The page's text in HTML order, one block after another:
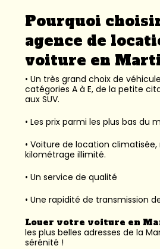
Pourquoi
agence de
voiture en
• Un très grand choix de
catégories A à E, de la petite
aux SUV.
• Les prix parmi les plus bas du
• Voiture de location
kilométrage illimité.
• Un service de qualité
• Une rapidité de transmission
Louer votre voiture en
les plus belles adresses de la
sérénité !